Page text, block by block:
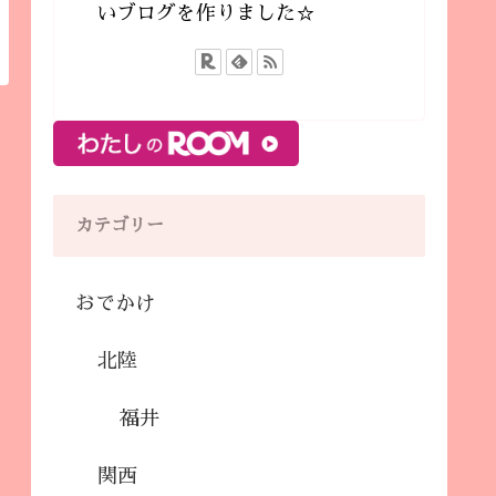
いブログを作りました☆
カテゴリー
おでかけ
北陸
福井
関西